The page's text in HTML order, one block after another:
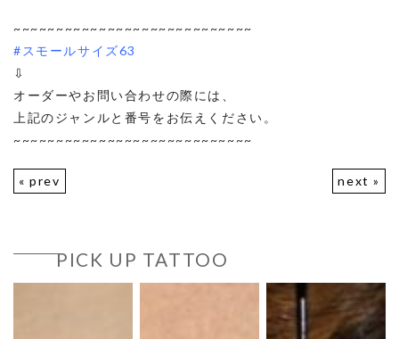
~~~~~~~~~~~~~~~~~~~~~~~~~~~~
#スモールサイズ63
⇩
オーダーやお問い合わせの際には、
上記のジャンルと番号をお伝えください。
~~~~~~~~~~~~~~~~~~~~~~~~~~~~
« prev next »
PICK UP TATTOO